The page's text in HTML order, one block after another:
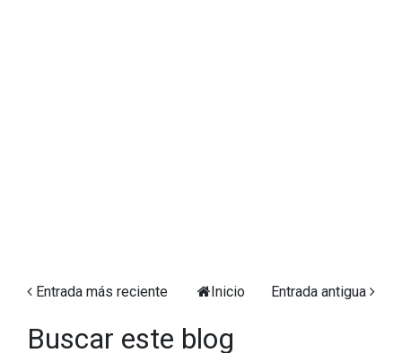
Entrada más reciente Entrada antigua
Inicio
Buscar este blog